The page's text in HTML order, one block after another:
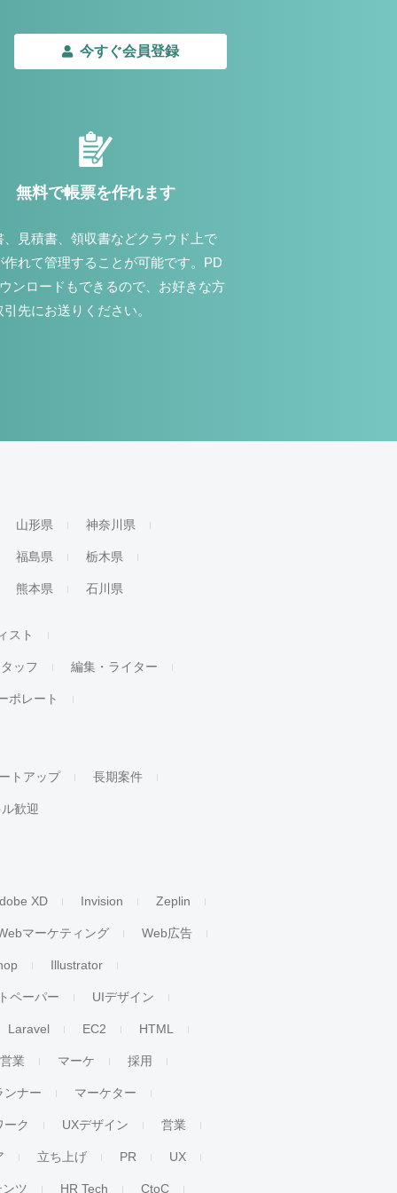
今すぐ会員登録
無料で帳票を作れます
、見積書、領収書などクラウド上で
作れて管理することが可能です。PD
ンロードもできるので、お好きな方
先にお送りください。
山形県 神奈川県
福島県 栃木県
熊本県 石川県
スト
ッフ 編集・ライター
ポレート
トアップ 長期案件
歓迎
XD Invision Zeplin
マーケティング Web広告
Illustrator
ペーパー UIデザイン
Laravel EC2 HTML
業 マーケ 採用
ンナー マーケター
ーク UXデザイン 営業
立ち上げ PR UX
ンツ HR Tech CtoC